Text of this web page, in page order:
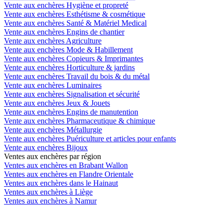
Vente aux enchères Hygiène et propreté
Vente aux enchères Esthétisme & cosmétique
Vente aux enchères Santé & Matériel Medical
Vente aux enchères Engins de chantier
Vente aux enchères Agriculture
Vente aux enchères Mode & Habillement
Vente aux enchères Copieurs & Imprimantes
Vente aux enchères Horticulture & jardins
Vente aux enchères Travail du bois & du métal
Vente aux enchères Luminaires
Vente aux enchères Signalisation et sécurité
Vente aux enchères Jeux & Jouets
Vente aux enchères Engins de manutention
Vente aux enchères Pharmaceutique & chimique
Vente aux enchères Métallurgie
Vente aux enchères Puériculture et articles pour enfants
Vente aux enchères Bijoux
Ventes aux enchères par région
Ventes aux enchères en Brabant Wallon
Ventes aux enchères en Flandre Orientale
Ventes aux enchères dans le Hainaut
Ventes aux enchères à Liège
Ventes aux enchères à Namur